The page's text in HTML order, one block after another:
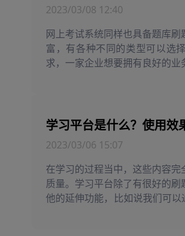
2023/03/08 12:40
网上考试系统同样也具备题库
富，有各种不同的类型可以选
求，一家企业想要拥有良好的业
关功能，员工掌握了相关的知
学习平台是什么？使用效
2023/03/06 15:07
在学习的过程当中，这些内容
质量。学习平台除了有很好的
他的延伸功能，比如说我们可以